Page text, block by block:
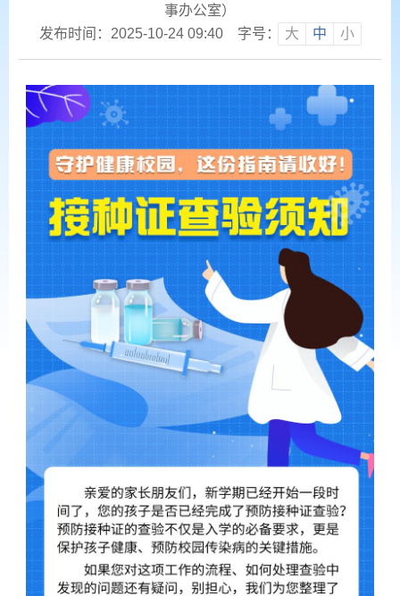
事办公室）
发布时间：2025-10-24 09:40
字号： 大 中 小